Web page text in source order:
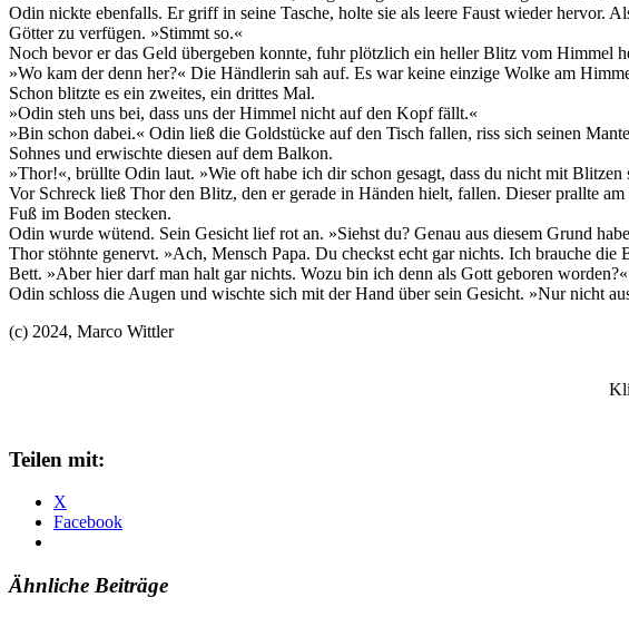
Odin nickte ebenfalls. Er griff in seine Tasche, holte sie als leere Faust wieder hervor.
Götter zu verfügen. »Stimmt so.«
Noch bevor er das Geld übergeben konnte, fuhr plötzlich ein heller Blitz vom Himmel
»Wo kam der denn her?« Die Händlerin sah auf. Es war keine einzige Wolke am
Schon blitzte es ein zweites, ein drittes Mal.
»Odin steh uns bei, dass uns der Himmel nicht auf den Kopf fällt.«
»Bin schon dabei.« Odin ließ die Goldstücke auf den Tisch fallen, riss sich seinen
Sohnes und erwischte diesen auf dem Balkon.
»Thor!«, brüllte Odin laut. »Wie oft habe ich dir schon gesagt, dass du nicht mit
Vor Schreck ließ Thor den Blitz, den er gerade in Händen hielt, fallen. Dieser prallte
Fuß im Boden stecken.
Odin wurde wütend. Sein Gesicht lief rot an. »Siehst du? Genau aus diesem Grund
Thor stöhnte genervt. »Ach, Mensch Papa. Du checkst echt gar nichts. Ich brauche
Bett. »Aber hier darf man halt gar nichts. Wozu bin ich denn als Gott geboren worden?«
Odin schloss die Augen und wischte sich mit der Hand über sein Gesicht. »Nur nicht
(c) 2024, Marco Wittler
Teilen mit:
X
Facebook
Ähnliche Beiträge